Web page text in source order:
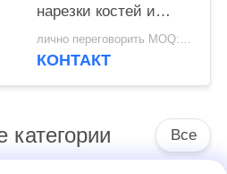
нарезки костей и
бескостного мяса для
замороженного мяса с
лично переговорить MOQ:1 единица
КОНТАКТ
категории Все